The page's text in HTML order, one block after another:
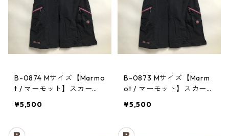
B-0874 Mサイズ【Marmo
t / マーモット】スカー
GRY レディース
¥5,500
B-0873 Mサイズ【Marm
ot / マーモット】スカー
GRY レディース
¥5,500